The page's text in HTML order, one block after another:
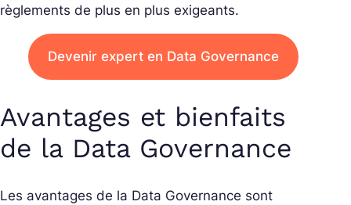
règlements de plus en plus exigeants.
Devenir expert en Data Governance
Avantages et bienfaits
de la Data Governance
Les avantages de la Data Governance sont